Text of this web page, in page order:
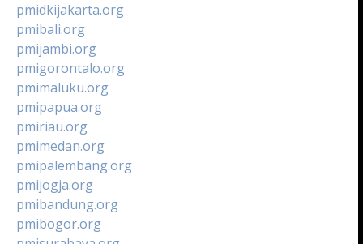
pmidkijakarta.org
pmibali.org
pmijambi.org
pmigorontalo.org
pmimaluku.org
pmipapua.org
pmiriau.org
pmimedan.org
pmipalembang.org
pmijogja.org
pmibandung.org
pmibogor.org